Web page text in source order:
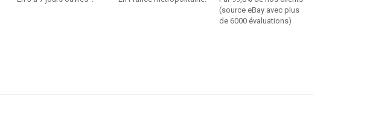
(source eBay avec plus
de 6000 évaluations)